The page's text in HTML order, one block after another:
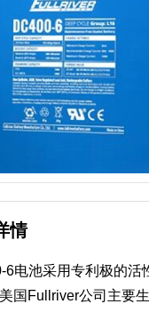
情
6电池采用专利极的活
国Fullriver公司主要